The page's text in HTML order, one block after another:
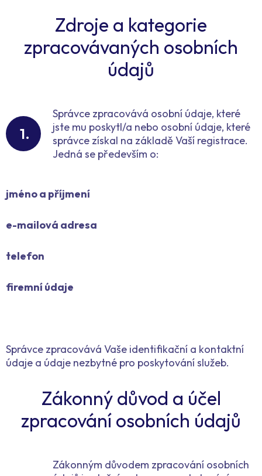
Zdroje a kategorie
zpracovávaných osobních
údajů
Správce zpracovává osobní údaje, které
jste mu poskytl/a nebo osobní údaje, které
správce získal na základě Vaší registrace.
Jedná se především o:
jméno a příjmení
e-mailová adresa
telefon
firemní údaje
Správce zpracovává Vaše identifikační a kontaktní
údaje a údaje nezbytné pro poskytování služeb.
Zákonný důvod a účel
zpracování osobních údajů
Zákonným důvodem zpracování osobních